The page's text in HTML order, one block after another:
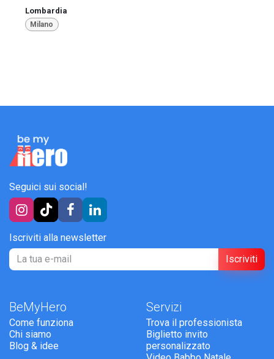
Lombardia
Milano
Seguici sui social!
Iscriviti alla newsletter
Iscriviti
BeMyHero
Come funziona
Chi siamo
Blog & idee
Servizi
Trova il professionista
Biglietto invito
personalizzato